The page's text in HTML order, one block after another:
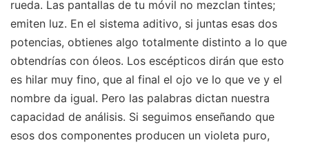
rueda. Las pantallas de tu móvil no mezclan tintes;
emiten luz. En el sistema aditivo, si juntas esas dos
potencias, obtienes algo totalmente distinto a lo que
obtendrías con óleos. Los escépticos dirán que esto
es hilar muy fino, que al final el ojo ve lo que ve y el
nombre da igual. Pero las palabras dictan nuestra
capacidad de análisis. Si seguimos enseñando que
esos dos componentes producen un violeta puro,